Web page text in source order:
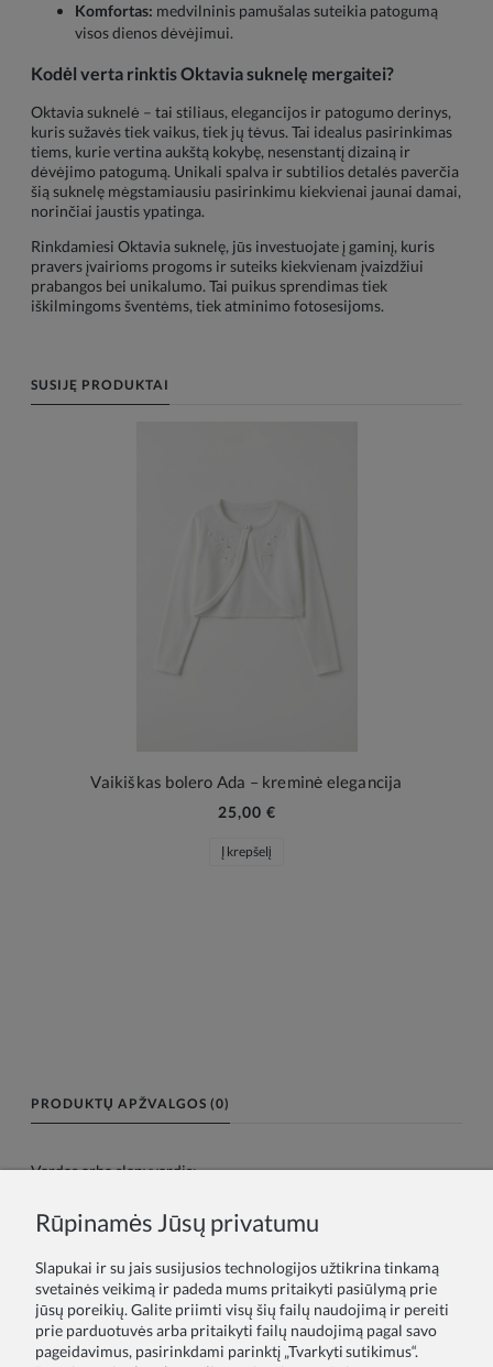
Komfortas: medvilninis pamušalas suteikia patogumą
visos dienos dėvėjimui.
Kodėl verta rinktis Oktavia suknelę mergaitei?
Oktavia suknelė – tai stiliaus, elegancijos ir patogumo derinys,
kuris sužavės tiek vaikus, tiek jų tėvus. Tai idealus pasirinkimas
tiems, kurie vertina aukštą kokybę, nesenstantį dizainą ir
dėvėjimo patogumą. Unikali spalva ir subtilios detalės paverčia
šią suknelę mėgstamiausiu pasirinkimu kiekvienai jaunai damai,
norinčiai jaustis ypatinga.
Rinkdamiesi Oktavia suknelę, jūs investuojate į gaminį, kuris
pravers įvairioms progoms ir suteiks kiekvienam įvaizdžiui
prabangos bei unikalumo. Tai puikus sprendimas tiek
iškilmingoms šventėms, tiek atminimo fotosesijoms.
SUSIJĘ PRODUKTAI
Vaikiškas bolero Ada – kreminė elegancija
25,00 €
Į krepšelį
PRODUKTŲ APŽVALGOS (0)
Vardas arba slapyvardis:
Rūpinamės Jūsų privatumu
Slapukai ir su jais susijusios technologijos užtikrina tinkamą
svetainės veikimą ir padeda mums pritaikyti pasiūlymą prie
jūsų poreikių. Galite priimti visų šių failų naudojimą ir pereiti
prie parduotuvės arba pritaikyti failų naudojimą pagal savo
pageidavimus, pasirinkdami parinktį „Tvarkyti sutikimus“.